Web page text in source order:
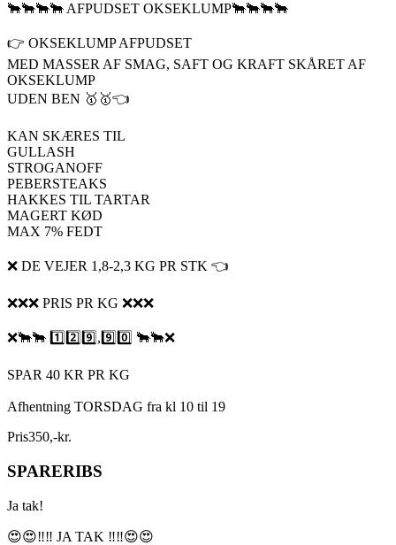
🐂🐂🐂🐂 AFPUDSET OKSEKLUMP🐂🐂🐂🐂
👉 OKSEKLUMP AFPUDSET
MED MASSER AF SMAG, SAFT OG KRAFT SKÅRET AF
OKSEKLUMP
UDEN BEN 🥇🥇👈
KAN SKÆRES TIL
GULLASH
STROGANOFF
PEBERSTEAKS
HAKKES TIL TARTAR
MAGERT KØD
MAX 7% FEDT
❌ DE VEJER 1,8-2,3 KG PR STK 👈
❌❌❌ PRIS PR KG ❌❌❌
❌🐂🐂 1️⃣2️⃣9️⃣,9️⃣0️⃣ 🐂🐂❌
SPAR 40 KR PR KG
Afhentning TORSDAG fra kl 10 til 19
Pris350,-kr.
SPARERIBS
Ja tak!
😍😍‼️‼️ JA TAK ‼️‼️😍😍